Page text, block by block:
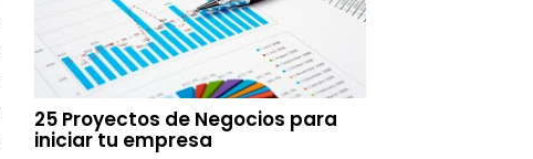
25 Proyectos de Negocios para
iniciar tu empresa